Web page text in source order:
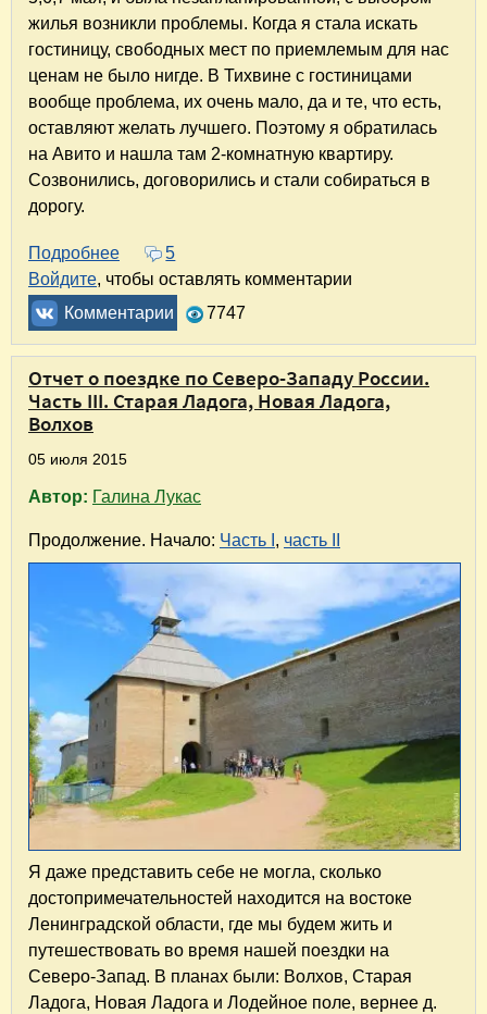
жилья возникли проблемы. Когда я стала искать
гостиницу, свободных мест по приемлемым для нас
ценам не было нигде. В Тихвине с гостиницами
вообще проблема, их очень мало, да и те, что есть,
оставляют желать лучшего. Поэтому я обратилась
на Авито и нашла там 2-комнатную квартиру.
Созвонились, договорились и стали собираться в
дорогу.
Подробнее о Поездка в Тихвин на три дня
5
Войдите, чтобы оставлять комментарии
Комментарии
7747
Отчет о поездке по Северо-Западу России.
Часть III. Старая Ладога, Новая Ладога,
Волхов
05 июля 2015
Автор: Галина Лукас
Продолжение. Начало: Часть I , часть II
Я даже представить себе не могла, сколько
достопримечательностей находится на востоке
Ленинградской области, где мы будем жить и
путешествовать во время нашей поездки на
Северо-Запад. В планах были: Волхов, Старая
Ладога, Новая Ладога и Лодейное поле, вернее д.